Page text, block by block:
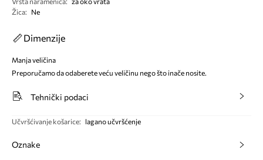
Žica: Ne
Dimenzije
Manja veličina
Preporučamo da odaberete veću veličinu nego što inače nosite.
Tehnički podaci
Učvršćivanje košarice: lagano učvršćenje
Oznake